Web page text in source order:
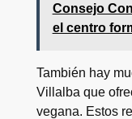
Consejo
el centro
También hay
Villalba que
vegana. Estos